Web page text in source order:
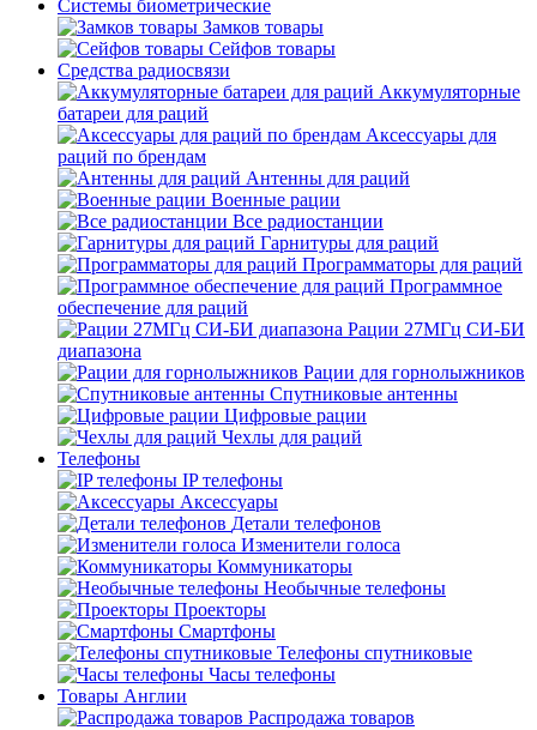
Системы биометрические
Замков товары
Сейфов товары
Средства радиосвязи
Аккумуляторные
батареи для раций
Аксессуары для
раций по брендам
Антенны для раций
Военные рации
Все радиостанции
Гарнитуры для раций
Программаторы для раций
Программное
обеспечение для раций
Рации 27МГц СИ-БИ
диапазона
Рации для горнолыжников
Спутниковые антенны
Цифровые рации
Чехлы для раций
Телефоны
IP телефоны
Аксессуары
Детали телефонов
Изменители голоса
Коммуникаторы
Необычные телефоны
Проекторы
Смартфоны
Телефоны спутниковые
Часы телефоны
Товары Англии
Распродажа товаров